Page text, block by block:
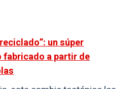
un súper
a partir de